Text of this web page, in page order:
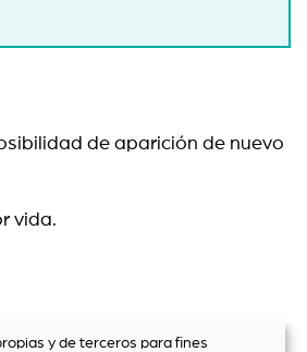
de aparición de nuevo
vida.
y de terceros para fines